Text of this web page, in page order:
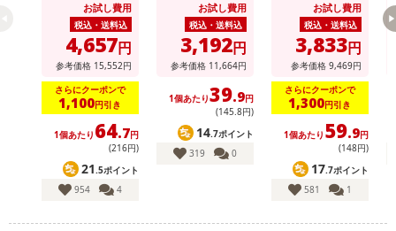
ト風味 100gお試し費用
税込・送料込
4,657円
参考価格 15,552円
さらにクーポンで
1,100円引き
1個あたり 64.7円
(216円)
21.5ポイント
954
4
ベビースターラーメ
ン コクうまチキン
味 64g
お試し費用
税込・送料込
3,192円
参考価格 11,664円
1個あたり39.9円
(145 .8円)
14.7ポイント
319
0
お試し費用
税込・送料込
3,833円
参考価格 9,469円
さらにクーポンで
1,300円引き
1個あたり 59.9円
(148円)
17.7ポイント
581
1